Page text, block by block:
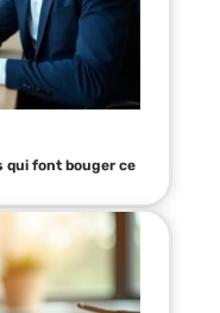
qui font bouger ce